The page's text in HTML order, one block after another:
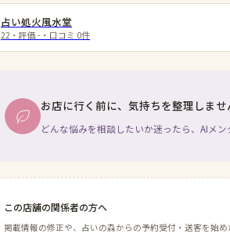
占い処火風水堂
22 ・評価 - ・口コミ 0件
お店に行く前に、気持ちを整理しませ
どんな悩みを相談したいか迷ったら、AIメ
この店舗の関係者の方へ
掲載情報の修正や、占いの森からの予約受付・送客を始